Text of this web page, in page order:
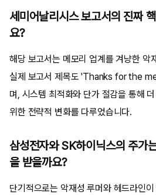
세미어날리시스 보고서의 진짜
요?
해당 보고서는 메모리 업계를 겨냥한 악
실제 보고서 제목도 'Thanks for the
며, 시스템 최적화와 단가 절감을 통해
위한 전략적 변화를 다루었습니다.
삼성전자와 SK하이닉스의 주가
을 받을까요?
단기적으로는 악재성 루머와 헤드라인